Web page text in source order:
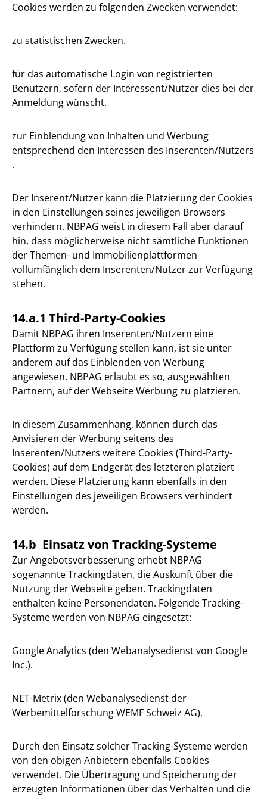
Cookies werden zu folgenden Zwecken verwendet:
zu statistischen Zwecken.
für das automatische Login von registrierten
Benutzern, sofern der Interessent/Nutzer dies bei der
Anmeldung wünscht.
zur Einblendung von Inhalten und Werbung
entsprechend den Interessen des Inserenten/Nutzers
.
Der Inserent/Nutzer kann die Platzierung der Cookies
in den Einstellungen seines jeweiligen Browsers
verhindern. NBPAG weist in diesem Fall aber darauf
hin, dass möglicherweise nicht sämtliche Funktionen
der Themen- und Immobilienplattformen
vollumfänglich dem Inserenten/Nutzer zur Verfügung
stehen.
14.a.1 Third-Party-Cookies
Damit NBPAG ihren Inserenten/Nutzern eine
Plattform zu Verfügung stellen kann, ist sie unter
anderem auf das Einblenden von Werbung
angewiesen. NBPAG erlaubt es so, ausgewählten
Partnern, auf der Webseite Werbung zu platzieren.
In diesem Zusammenhang, können durch das
Anvisieren der Werbung seitens des
Inserenten/Nutzers weitere Cookies (Third-Party-
Cookies) auf dem Endgerät des letzteren platziert
werden. Diese Platzierung kann ebenfalls in den
Einstellungen des jeweiligen Browsers verhindert
werden.
14.b Einsatz von Tracking-Systeme
Zur Angebotsverbesserung erhebt NBPAG
sogenannte Trackingdaten, die Auskunft über die
Nutzung der Webseite geben. Trackingdaten
enthalten keine Personendaten. Folgende Tracking-
Systeme werden von NBPAG eingesetzt:
Google Analytics (den Webanalysedienst von Google
Inc.).
NET-Metrix (den Webanalysedienst der
Werbemittelforschung WEMF Schweiz AG).
Durch den Einsatz solcher Tracking-Systeme werden
von den obigen Anbietern ebenfalls Cookies
verwendet. Die Übertragung und Speicherung der
erzeugten Informationen über das Verhalten und die